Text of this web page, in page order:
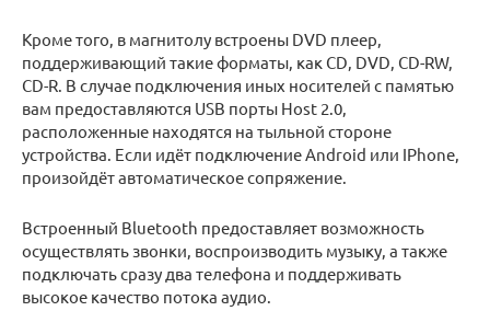
Кроме того, в магнитолу встроены DVD плеер,
поддерживающий такие форматы, как CD, DVD, CD-RW,
CD-R. В случае подключения иных носителей с памятью
вам предоставляются USB порты Host 2.0,
расположенные находятся на тыльной стороне
устройства. Если идёт подключение Android или IPhone,
произойдёт автоматическое сопряжение.
Встроенный Bluetooth предоставляет возможность
осуществлять звонки, воспроизводить музыку, а также
подключать сразу два телефона и поддерживать
высокое качество потока аудио.